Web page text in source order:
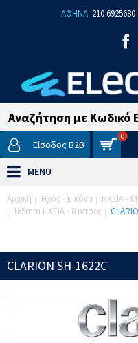
ΑΘΗΝΑ: 210 6925680
Είσοδος B2B
0
MENU
Αρχική Ήχος - Εικόνα
ΗΧΕΙΑ -
165mm ΗΧΕΙΑ - 6 ιντσες
CLARION SH-1622C